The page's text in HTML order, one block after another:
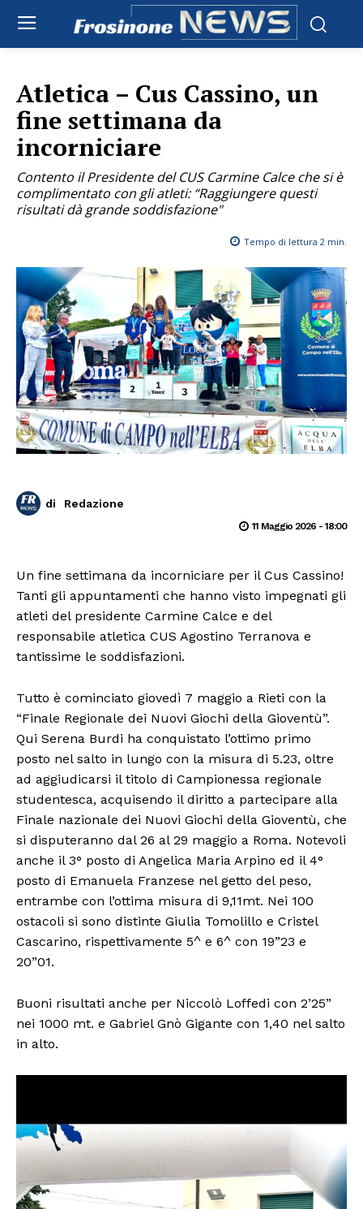
Atletica – Cus Cassino, un
fine settimana da
incorniciare
Contento il Presidente del CUS Carmine Calce che si è
complimentato con gli atleti: “Raggiungere questi
risultati dà grande soddisfazione"
Tempo di lettura 2 min.
di Redazione
11 Maggio 2026 - 18:00
Un fine settimana da incorniciare per il Cus Cassino!
Tanti gli appuntamenti che hanno visto impegnati gli
atleti del presidente Carmine Calce e del
responsabile atletica CUS Agostino Terranova e
tantissime le soddisfazioni.
Tutto è cominciato giovedì 7 maggio a Rieti con la
“Finale Regionale dei Nuovi Giochi della Gioventù”.
Qui Serena Burdi ha conquistato l’ottimo primo
posto nel salto in lungo con la misura di 5.23, oltre
ad aggiudicarsi il titolo di Campionessa regionale
studentesca, acquisendo il diritto a partecipare alla
Finale nazionale dei Nuovi Giochi della Gioventù, che
si disputeranno dal 26 al 29 maggio a Roma. Notevoli
anche il 3° posto di Angelica Maria Arpino ed il 4°
posto di Emanuela Franzese nel getto del peso,
entrambe con l’ottima misura di 9,11mt. Nei 100
ostacoli si sono distinte Giulia Tomolillo e Cristel
Cascarino, rispettivamente 5^ e 6^ con 19”23 e
20”01.
Buoni risultati anche per Niccolò Loffedi con 2’25”
nei 1000 mt. e Gabriel Gnò Gigante con 1,40 nel salto
in alto.